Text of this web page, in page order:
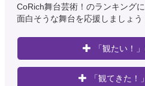
CoRich舞台芸術！のランキングに
面白そうな舞台を応援しましょう
「観たい！
「観てきた！